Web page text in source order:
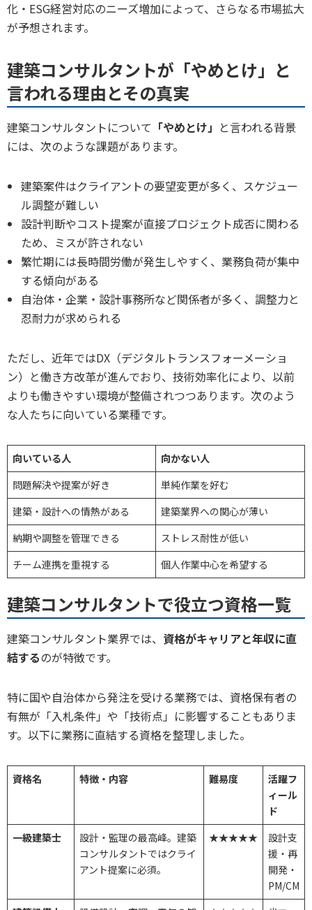
化・ESG経営対応のニーズ増加によって、さらなる市場拡大
が予想されます。
建築コンサルタントが「やめとけ」と
言われる理由とその真実
建築コンサルタントについて 「やめとけ」 と言われる背景
には、次のような課題があります。
建築案件はクライアントの要望変更が多く、スケジュー
ル調整が難しい
設計判断やコスト提案が直接プロジェクト成否に関わる
ため、ミスが許されない
繁忙期には長時間労働が発生しやすく、業務負荷が集中
する傾向がある
自治体・企業・設計事務所など関係者が多く、調整力と
忍耐力が求められる
ただし、近年ではDX（デジタルトランスフォーメーショ
ン）と働き方改革が進んでおり、技術効率化により、以前
よりも働きやすい環境が整備されつつあります。次のよう
な人たちに向いている業種です。
向いている人
向かない人
問題解決や提案が好き
単純作業を好む
建築・設計への情熱がある
建築業界への関心が薄い
納期や調整を管理できる
ストレス耐性が低い
チーム連携を重視する
個人作業中心を希望する
建築コンサルタントで役立つ資格一覧
建築コンサルタント業界では、 資格がキャリアと年収に直
結するのが特徴です。
特に国や自治体から発注を受ける業務では、資格保有者の
有無が「入札条件」や「技術点」に影響することもありま
す。以下に業務に直結する資格を整理しました。
資格名 特徴・内容 難易度
活躍フ
ィール
ド
一級建築士
設計・監理の最高峰。建築
コンサルタントではクライ
アント提案に必須。
★★★★★
設計支
援・再
開発・
PM/CM